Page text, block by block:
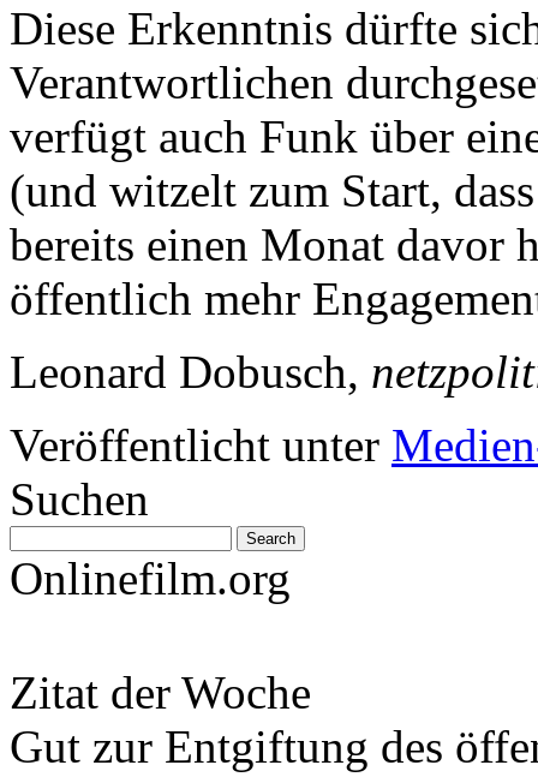
Diese Erkenntnis dürfte
Verantwortlichen
verfügt auch Funk über
(und witzelt zum Start,
bereits einen Monat davor
öffentlich mehr
Leonard Dobusch,
Veröffentlicht unter
Suchen
Onlinefilm.org
Zitat der Woche
Gut zur Entgiftung des